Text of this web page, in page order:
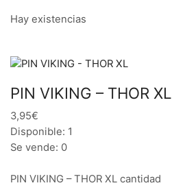
Hay existencias
PIN VIKING – THOR XL
3,95€
Disponible: 1
Se vende: 0
PIN VIKING – THOR XL cantidad